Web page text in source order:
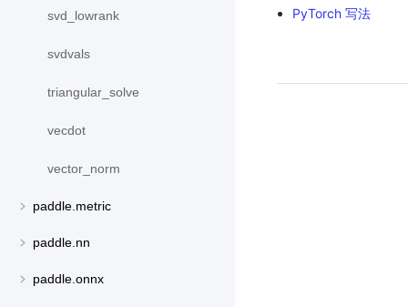
svd_lowrank
svdvals
triangular_solve
vecdot
vector_norm
paddle.metric
paddle.nn
paddle.onnx
PyTorch 写法